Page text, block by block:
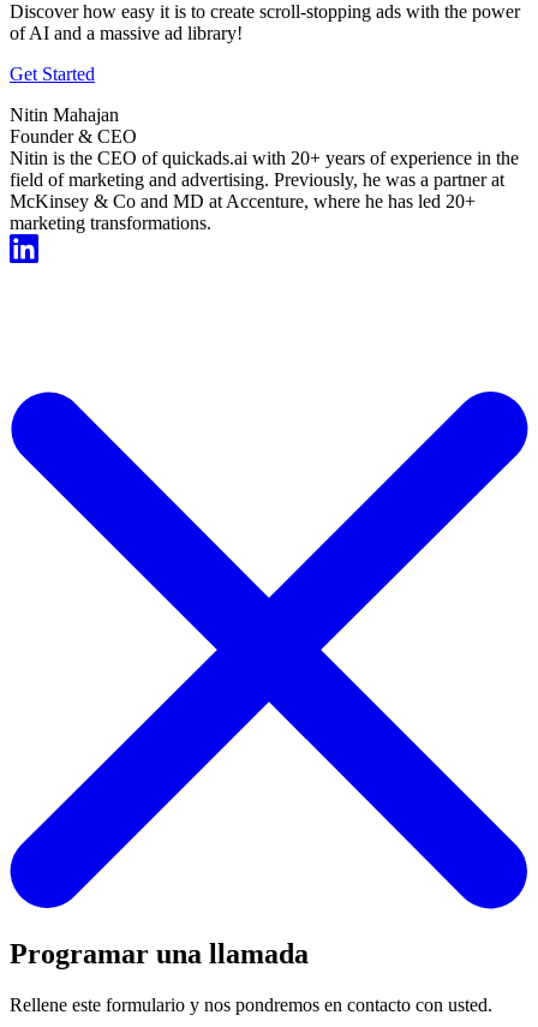
Discover how easy it is to create scroll-stopping ads with the power
of AI and a massive ad library!
Get Started
Nitin Mahajan
Founder & CEO
Nitin is the CEO of quickads.ai with 20+ years of experience in the
field of marketing and advertising. Previously, he was a partner at
McKinsey & Co and MD at Accenture, where he has led 20+
marketing transformations.
Programar una llamada
Rellene este formulario y nos pondremos en contacto con usted.